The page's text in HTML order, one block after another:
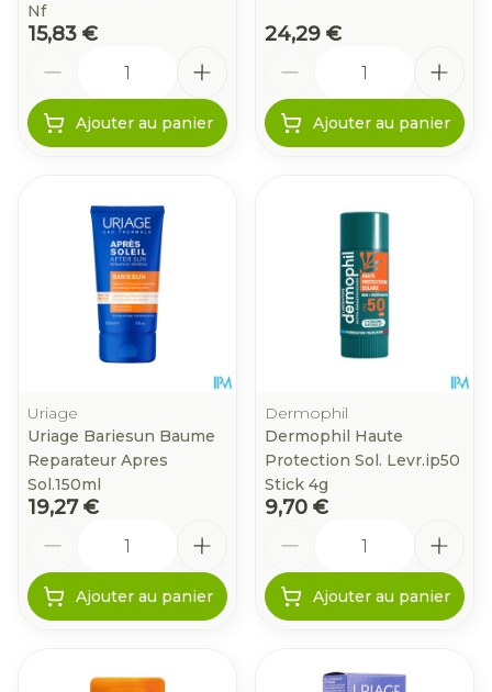
Nf
15,83 €
Ajouter au panier
24,29 €
Ajouter au panier
Uriage
Uriage Bariesun Baume
Reparateur Apres
Sol.150ml
19,27 €
Ajouter au panier
Dermophil
Dermophil Haute
Protection Sol. Levr.ip50
Stick 4g
9,70 €
Ajouter au panier